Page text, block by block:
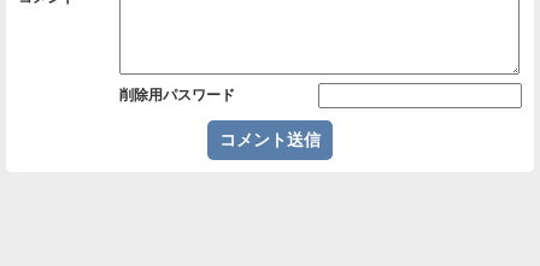
削除用パスワード